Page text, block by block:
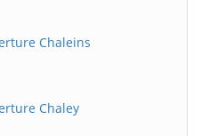
Chaleins
Chaley